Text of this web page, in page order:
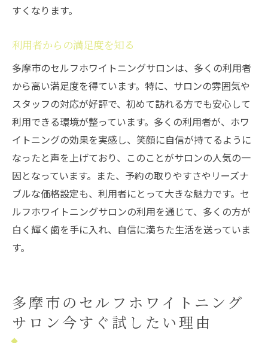
すくなります。
利用者からの満足度を知る
多摩市のセルフホワイトニングサロンは、多くの利用者
から高い満足度を得ています。特に、サロンの雰囲気や
スタッフの対応が好評で、初めて訪れる方でも安心して
利用できる環境が整っています。多くの利用者が、ホワ
イトニングの効果を実感し、笑顔に自信が持てるように
なったと声を上げており、このことがサロンの人気の一
因となっています。また、予約の取りやすさやリーズナ
ブルな価格設定も、利用者にとって大きな魅力です。セ
ルフホワイトニングサロンの利用を通じて、多くの方が
白く輝く歯を手に入れ、自信に満ちた生活を送っていま
す。
多摩市のセルフホワイトニング
サロン今すぐ試したい理由